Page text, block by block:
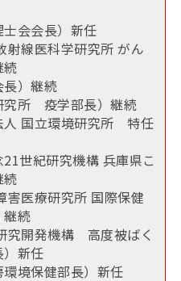
会会長）新任
射線医科学研究所 がん
続
）継続
究所 疫学部長）継続
人 国立環境研究所 特任
世紀研究機構 兵庫県こ
続
害医療研究所 国際保健
継続
究開発機構 高度被ばく
新任
境保健部長）新任